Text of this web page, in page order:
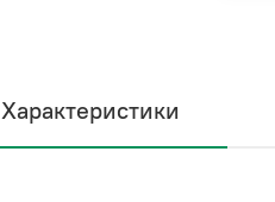
Характеристики